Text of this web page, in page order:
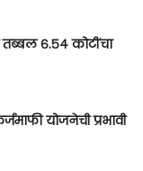
६.५४ कोटींचा
योजनेची प्रभावी